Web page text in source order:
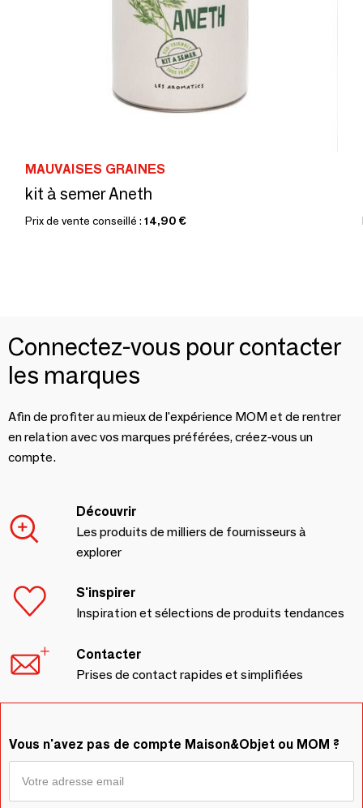
MAUVAISES GRAINES
kit à semer Aneth
Prix de vente conseillé : 14,90 €
Connectez-vous pour contacter
les marques
Afin de profiter au mieux de l'expérience MOM et de rentrer
en relation avec vos marques préférées, créez-vous un
compte.
Découvrir
Les produits de milliers de fournisseurs à
explorer
S'inspirer
Inspiration et sélections de produits tendances
Contacter
Prises de contact rapides et simplifiées
Vous n'avez pas de compte Maison&Objet ou MOM ?